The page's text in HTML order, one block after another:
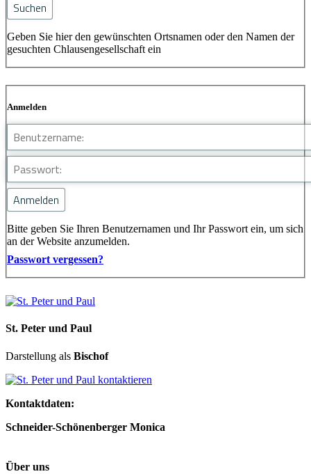
Geben Sie hier den gewünschten Ortsnamen oder den Namen der
gesuchten Chlausengesellschaft ein
Anmelden
Bitte geben Sie Ihren Benutzernamen und Ihr Passwort ein, um sich
an der Website anzumelden.
Passwort vergessen?
St. Peter und Paul
Darstellung als Bischof
Kontaktdaten:
Schneider-Schönenberger Monica
Über uns